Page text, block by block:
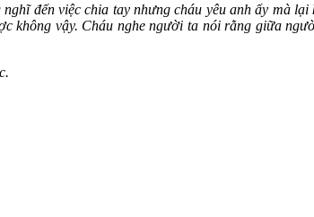
đến việc chia tay nhưng cháu yêu anh ấy mà
không vậy. Cháu nghe người ta nói rằng giữa